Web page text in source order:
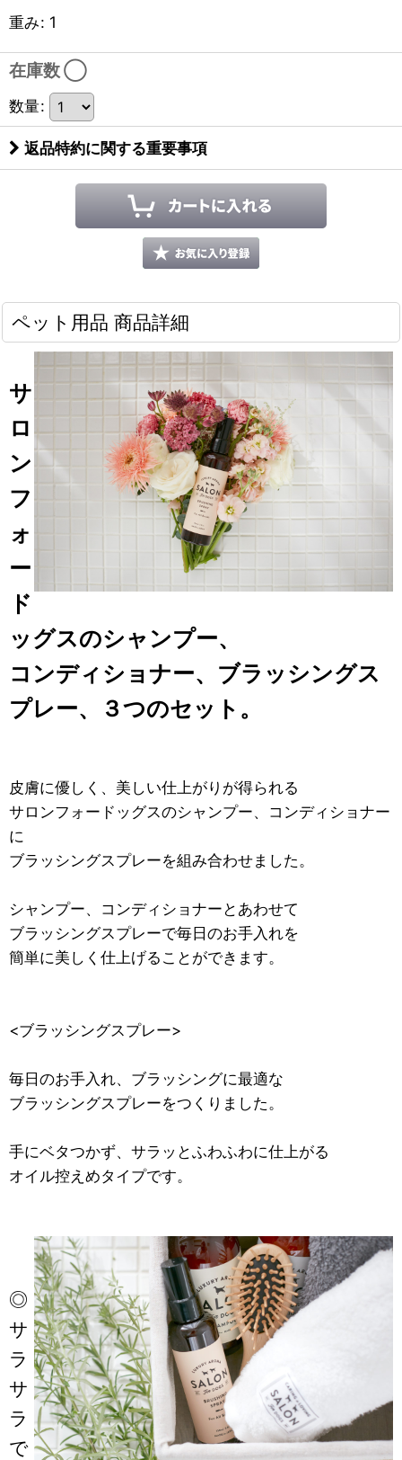
重み: 1
在庫数 ◯
数量:
返品特約に関する重要事項
ペット用品 商品詳細
サ
ロ
ン
フ
ォ
ー
ド
ッグスのシャンプー、
コンディショナー、ブラッシングス
プレー、３つのセット。
皮膚に優しく、美しい仕上がりが得られる
サロンフォードッグスのシャンプー、コンディショナー
に
ブラッシングスプレーを組み合わせました。
シャンプー、コンディショナーとあわせて
ブラッシングスプレーで毎日のお手入れを
簡単に美しく仕上げることができます。
<ブラッシングスプレー>
毎日のお手入れ、ブラッシングに最適な
ブラッシングスプレーをつくりました。
手にベタつかず、サラッとふわふわに仕上がる
オイル控えめタイプです。
◎
サ
ラ
サ
ラ
で